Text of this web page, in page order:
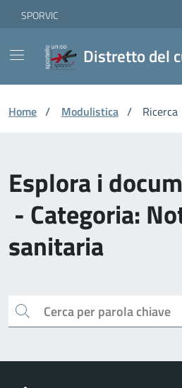
Skip to Main Content
Vai ai contenuti
Vai al footer
SPORVIC
Distretto del
Home / Modulistica / Ricerca
Esplora i
- Categoria:
sanitaria
Cerca